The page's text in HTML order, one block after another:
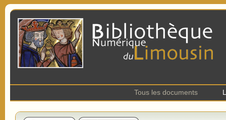
Tous les documents